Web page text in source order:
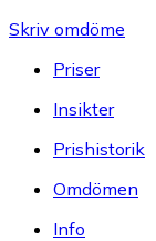
Skriv omdöme
Priser
Insikter
Prishistorik
Omdömen
Info